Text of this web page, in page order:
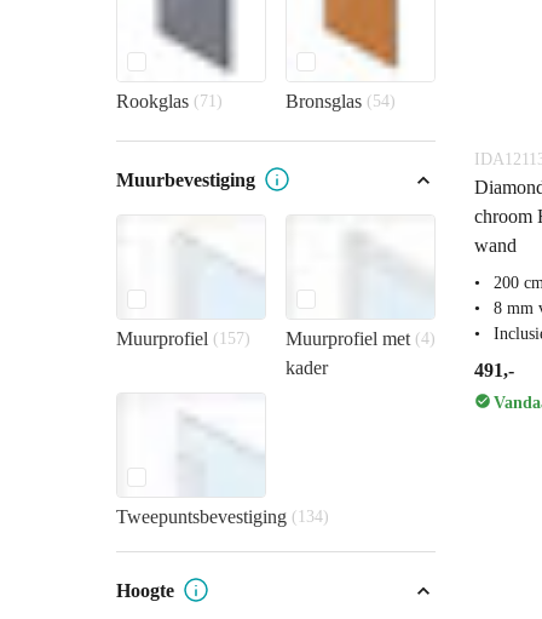
Rookglas (71) Bronsglas (54)
Muurbevestiging
Muurprofiel (157)
Muurprofiel met
kader
(4)
Tweepuntsbevestiging (134)
Hoogte
chroom
wand
200
8 mm
491,-